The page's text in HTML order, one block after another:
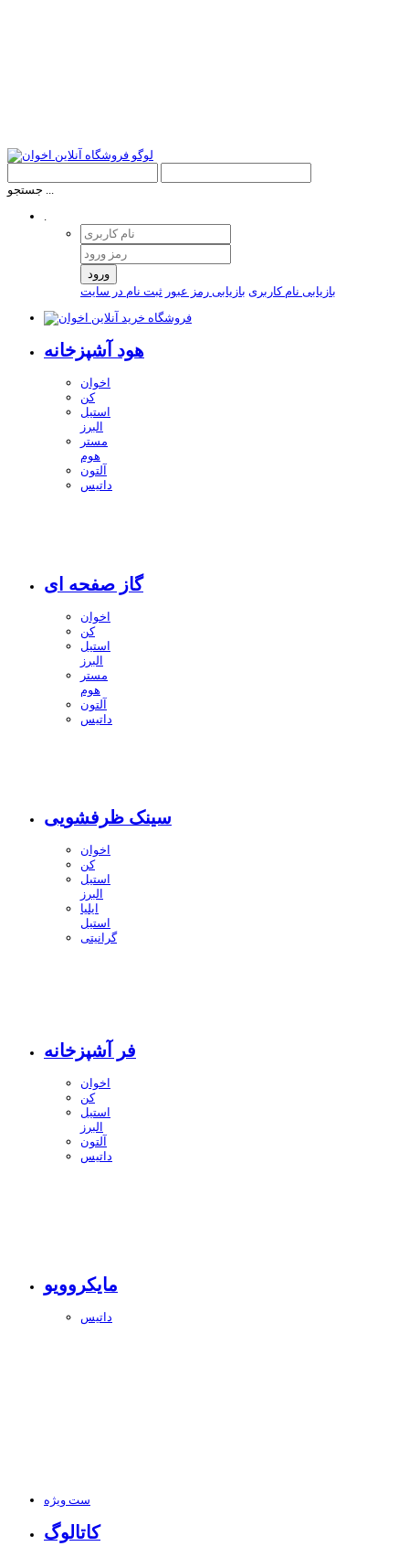
جستجو ...
.
ورود
بازیابی نام کاربری بازیابی رمز عبور ثبت نام در سایت
هود آشپزخانه
اخوان
کن
استیل
البرز
مستر
هوم
آلتون
داتیس
گاز صفحه ای
اخوان
کن
استیل
البرز
مستر
هوم
آلتون
داتیس
سینک ظرفشویی
اخوان
کن
استیل
البرز
ایلیا
استیل
گرانیتی
فر آشپزخانه
اخوان
کن
استیل
البرز
آلتون
داتیس
مایکروویو
داتیس
ست ویژه
کاتالوگ